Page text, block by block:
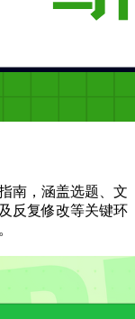
南，涵盖选题、文
反复修改等关键环